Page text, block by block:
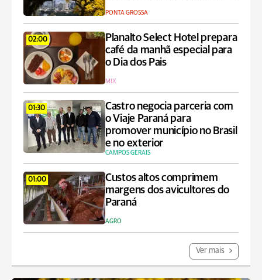
PONTA GROSSA
02:00
Planalto Select Hotel prepara
café da manhã especial para
o Dia dos Pais
MIX
01:30
Castro negocia parceria com
o Viaje Paraná para
promover município no Brasil
e no exterior
CAMPOS GERAIS
01:00
Custos altos comprimem
margens dos avicultores do
Paraná
AGRO
Ver mais